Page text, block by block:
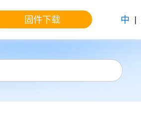
固件下载 中 |